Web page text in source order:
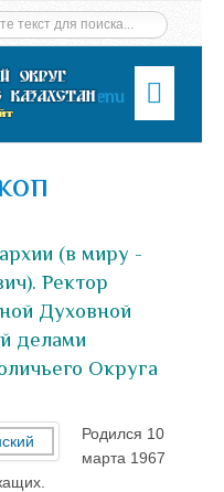
Menu
(в миру -
Ректор
Духовной
делами
Округа
Родился 10
марта 1967